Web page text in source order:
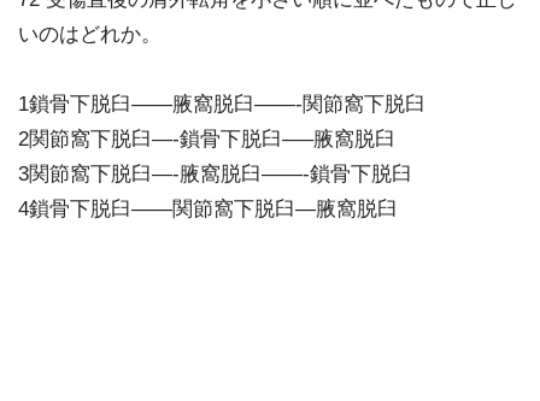
いのはどれか。
1鎖骨下脱臼——腋窩脱臼——-関節窩下脱臼
2関節窩下脱臼—-鎖骨下脱臼—–腋窩脱臼
3関節窩下脱臼—-腋窩脱臼——-鎖骨下脱臼
4鎖骨下脱臼——関節窩下脱臼—腋窩脱臼